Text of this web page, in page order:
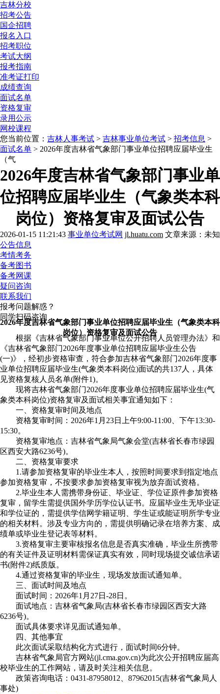
吉林分校
招考公告
国企招聘
报名入口
招考职位
考试大纲
报考指南
准考证打印
成绩查询
面试名单
资格复审
录用公示
网校课程
您当前位置： 吉林人事考试 > 吉林事业单位考试 > 招考信息 >
面试名单 > 2026年度吉林省气象部门事业单位招聘应届毕业生
（气
2026年度吉林省气象部门事业单
位招聘应届毕业生（气象类本科
岗位）资格复审及面试公告
2026-01-15 11:21:43 事业单位考试网 jl.huatu.com 文章来源：未知
公告信息
考情考务
备考图书
备考网课
疑问咨询
联系我们
报考问题解惑？
同学扫码咨询
2026年度吉林省气象部门事业单位招聘应届毕业生（气象类本科
岗位）资格复审及面试公告
根据《吉林省气象部门事业单位公开招聘人员管理办法》和
《吉林省气象部门2026年度事业单位招聘应届毕业生公告
(一)》，经初步资格审查，符合参加吉林省气象部门2026年度事
业单位招聘应届毕业生(气象类本科岗位)面试的共137人，具体
见资格复核人员名单(附件1)。
现将吉林省气象部门2026年度事业单位招聘应届毕业生(气
象类本科岗位)资格复审及面试相关事宜通知如下：
一、资格复审时间及地点
资格复审时间：2026年1月23日上午9:00-11:00、下午13:30-
15:30。
资格复审地点：吉林省气象局气象会堂(吉林省长春市绿园
区西安大路6236号)。
二、资格复审要求
1.请参加资格复审的毕业生本人，按照时间要求到指定地点
参加资格复审，不按要求参加资格复审视为放弃面试资格。
2.毕业生本人需携带身份证、毕业证、学位证原件参加资格
复审，留学生需提供国外学历学位认证书。应届毕业生无毕业证
和学位证的，需提供学信网学籍证明、学生证或能证明所学专业
的相关材料。涉及专业方向的，需提供明确记录在培养方案、成
绩单或毕业生登记表等材料。
3.资格复审主要审核报名信息是否真实准确，毕业生所携带
的有关证件及证明材料需保证真实有效，同时现场提交诚信承诺
书(附件2)纸质版。
4.通过资格复审的毕业生，现场发放面试通知单。
三、面试时间及地点
面试时间：2026年1月27日-28日。
面试地点：吉林省气象局(吉林省长春市绿园区西安大路
6236号)。
面试具体要求详见面试通知单。
四、其他事宜
此次面试采取结构化方式进行，面试时间6分钟。
吉林省气象局官方网站(jl.cma.gov.cn)为此次公开招聘应届高
校毕业生的工作网站，请及时关注相关信息。
政策咨询电话：0431-87958012、87962015(吉林省气象局人
事处)